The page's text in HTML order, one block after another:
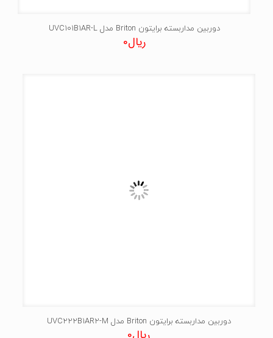
دوربین مداربسته برایتون Briton مدل UVC101B1AR-L
ریال0
دوربین مداربسته برایتون Briton مدل UVC222B1AR2-M